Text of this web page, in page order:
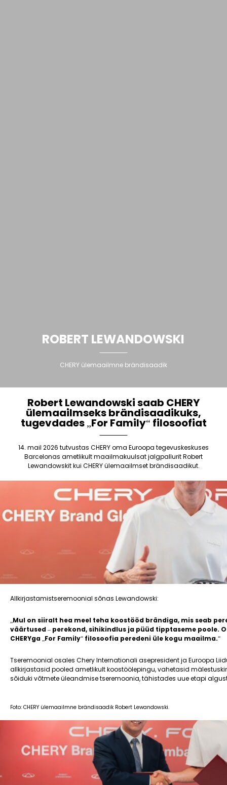
ROBERT LEWANDOWSKI
CHERY ülemaailmne brändisaadik
Robert Lewandowski saab CHERY
ülemaailmseks brändisaadikuks,
tugevdades „For Family“ filosoofiat
14. mail 2026 tutvustas CHERY oma Euroopa tegevuskeskuses
Barcelonas ametlikult maailmakuulsat jalgpallurit Robert
Lewandowskit kui CHERY ülemaailmset brändisaadikut.
Allkirjastamistseremoonial sõnas Lewandowski:
„Mul on siiralt hea meel teha koostööd brändiga, mis seab
väärtused – perekond, sihikindlus ja püüd tipptaseme poole.
CHERYga „For Family“ filosoofia peredeni üle kogu maailma.“
Tseremoonial osales Chery Internationali asepresident ja Euroopa
allkirjastasid pooled ametlikult koostöölepingu, vahetasid
sõiduki võtmete üleandmise tseremoonia, tähistades uue etapi
Foto: CHERY ülemaailmne brändisaadik Robert Lewandowski.